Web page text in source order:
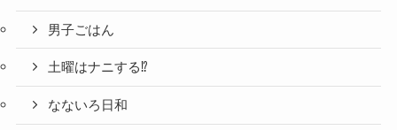
男子ごはん
土曜はナニする⁉
なないろ日和